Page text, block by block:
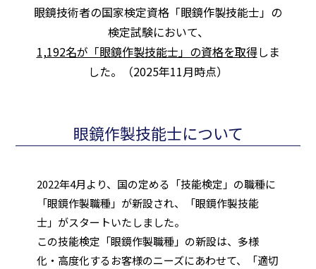
眼鏡技術者の国家検定資格「眼鏡作製技能士」の
検定試験において、
1,192名が「眼鏡作製技能士」の資格を取得しま
した。（2025年11月時点）
眼鏡作製技能士について
2022年4月より、国の定める「技能検定」の職種に
「眼鏡作製職種」が新設され、「眼鏡作製技能
士」がスタートいたしました。
この技能検定「眼鏡作製職種」の新設は、多様
化・高度化するお客様のニーズにあわせて、「適切